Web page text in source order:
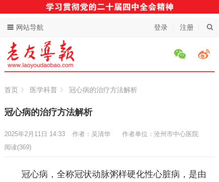
登录 注册
网站导航
首页 医学科普 冠心病的治疗方法解析
冠心病的治疗方法解析
作者：吴清华 作者单位：沧州市中心医院
2025年2月11日 14:33
阅读(369)
冠心病，全称冠状动脉粥样硬化性心脏病，是由